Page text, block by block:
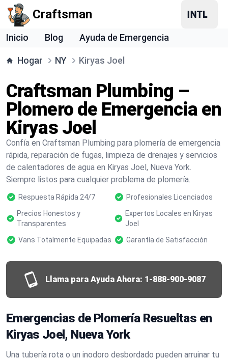
Craftsman
Inicio Blog Ayuda de Emergencia
Hogar NY Kiryas Joel
Craftsman Plumbing –
Plomero de Emergencia en
Kiryas Joel
Confía en Craftsman Plumbing para plomería de emergencia
rápida, reparación de fugas, limpieza de drenajes y servicios
de calentadores de agua en Kiryas Joel, Nueva York.
Siempre listos para cualquier problema de plomería.
Respuesta Rápida 24/7
Profesionales Licenciados
Precios Honestos y
Transparentes
Expertos Locales en Kiryas
Joel
Vans Totalmente Equipadas
Garantía de Satisfacción
Llama para Ayuda Ahora: 1-888-900-9087
Emergencias de Plomería Resueltas en
Kiryas Joel, Nueva York
Una tubería rota o un inodoro desbordado pueden arruinar tu